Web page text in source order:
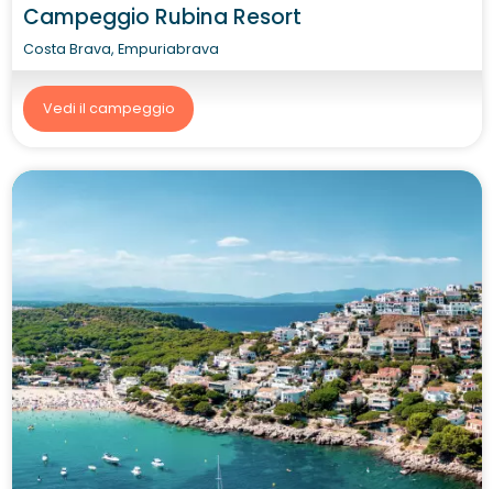
Campeggio Rubina Resort
Costa Brava, Empuriabrava
Vedi il campeggio